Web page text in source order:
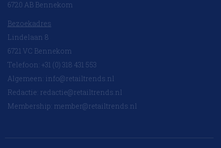
6720 AB Bennekom
Bezoekadres
Lindelaan 8
6721 VC Bennekom
Telefoon: +31 (0) 318 431 553
Algemeen: info@retailtrends.nl
Redactie: redactie@retailtrends.nl
Membership: member@retailtrends.nl